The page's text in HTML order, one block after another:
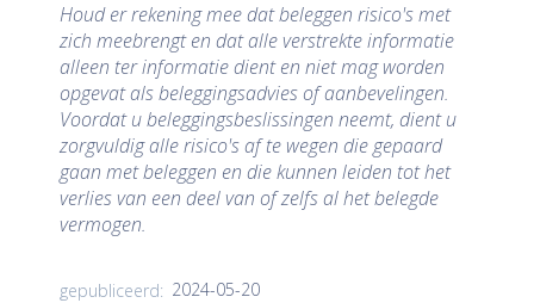
Houd er rekening mee dat beleggen risico's met
zich meebrengt en dat alle verstrekte informatie
alleen ter informatie dient en niet mag worden
opgevat als beleggingsadvies of aanbevelingen.
Voordat u beleggingsbeslissingen neemt, dient u
zorgvuldig alle risico's af te wegen die gepaard
gaan met beleggen en die kunnen leiden tot het
verlies van een deel van of zelfs al het belegde
vermogen.
gepubliceerd: 2024-05-20